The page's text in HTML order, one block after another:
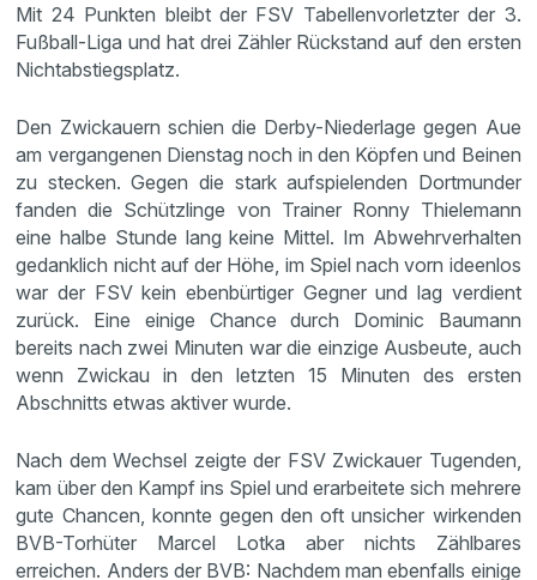
Mit 24 Punkten bleibt der FSV Tabellenvorletzter der 3.
Fußball-Liga und hat drei Zähler Rückstand auf den ersten
Nichtabstiegsplatz.
Den Zwickauern schien die Derby-Niederlage gegen Aue
am vergangenen Dienstag noch in den Köpfen und Beinen
zu stecken. Gegen die stark aufspielenden Dortmunder
fanden die Schützlinge von Trainer Ronny Thielemann
eine halbe Stunde lang keine Mittel. Im Abwehrverhalten
gedanklich nicht auf der Höhe, im Spiel nach vorn ideenlos
war der FSV kein ebenbürtiger Gegner und lag verdient
zurück. Eine einige Chance durch Dominic Baumann
bereits nach zwei Minuten war die einzige Ausbeute, auch
wenn Zwickau in den letzten 15 Minuten des ersten
Abschnitts etwas aktiver wurde.
Nach dem Wechsel zeigte der FSV Zwickauer Tugenden,
kam über den Kampf ins Spiel und erarbeitete sich mehrere
gute Chancen, konnte gegen den oft unsicher wirkenden
BVB-Torhüter Marcel Lotka aber nichts Zählbares
erreichen. Anders der BVB: Nachdem man ebenfalls einige